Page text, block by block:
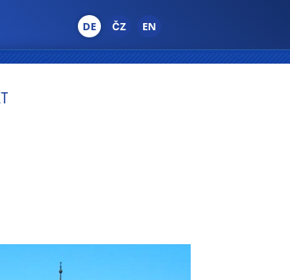
DE ČZ EN